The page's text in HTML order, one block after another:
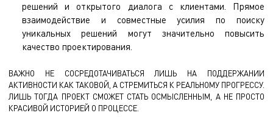
решений и открытого диалога с клиентами. Прямое
взаимодействие и совместные усилия по поиску
уникальных решений могут значительно повысить
качество проектирования.
ВАЖНО НЕ СОСРЕДОТАЧИВАТЬСЯ ЛИШЬ НА ПОДДЕРЖАНИИ
АКТИВНОСТИ КАК ТАКОВОЙ, А СТРЕМИТЬСЯ К РЕАЛЬНОМУ ПРОГРЕССУ.
ЛИШЬ ТОГДА ПРОЕКТ СМОЖЕТ СТАТЬ ОСМЫСЛЕННЫМ, А НЕ ПРОСТО
КРАСИВОЙ ИСТОРИЕЙ О ПРОЦЕССЕ.